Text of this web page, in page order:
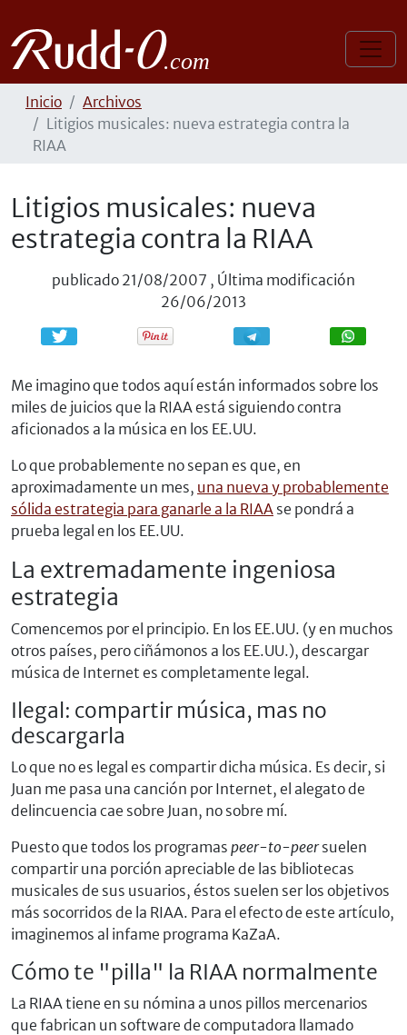
Inicio
Archivos
Litigios musicales: nueva estrategia contra la
RIAA
Litigios musicales: nueva
estrategia contra la RIAA
publicado 21/08/2007 , Última modificación
26/06/2013
Compartir Compartir
Me imagino que todos aquí están informados sobre los
miles de juicios que la RIAA está siguiendo contra
aficionados a la música en los EE.UU.
Lo que probablemente no sepan es que, en
aproximadamente un mes, una nueva y probablemente
sólida estrategia para ganarle a la RIAA se pondrá a
prueba legal en los EE.UU.
La extremadamente ingeniosa
estrategia
Comencemos por el principio. En los EE.UU. (y en muchos
otros países, pero ciñámonos a los EE.UU.), descargar
música de Internet es completamente legal.
Ilegal: compartir música, mas no
descargarla
Lo que no es legal es compartir dicha música. Es decir, si
Juan me pasa una canción por Internet, el alegato de
delincuencia cae sobre Juan, no sobre mí.
Puesto que todos los programas peer-to-peersuelen
compartir una porción apreciable de las bibliotecas
musicales de sus usuarios, éstos suelen ser los objetivos
más socorridos de la RIAA. Para el efecto de este artículo,
imaginemos al infame programa KaZaA.
Cómo te "pilla" la RIAA normalmente
La RIAA tiene en su nómina a unos pillos mercenarios
que fabrican un software de computadora llamado